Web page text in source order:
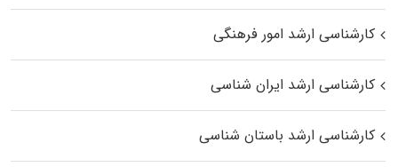
کارشناسی ارشد امور فرهنگی
کارشناسی ارشد ایران شناسی
کارشناسی ارشد باستان شناسی